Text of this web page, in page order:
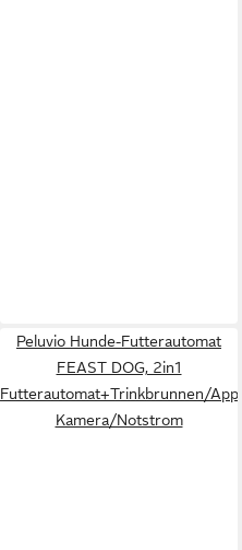
Peluvio Hunde-Futterautomat
FEAST DOG, 2in1
Futterautomat+Trinkbrunnen/
Kamera/Notstrom